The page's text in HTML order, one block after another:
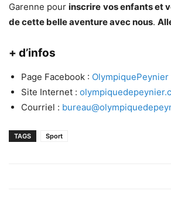
Garenne pour inscrire vos enfants et
de cette belle aventure avec nous.
+ d’infos
Page Facebook : OlympiquePeynier
Site Internet :
Courriel :
TAGS Sport